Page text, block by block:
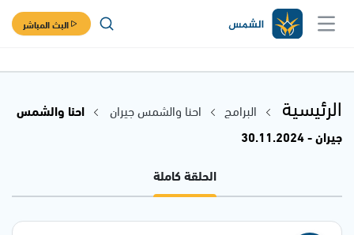
البث المباشر
الرئيسية البرامج احنا والشمس جيران
احنا والشمس
جيران - 30.11.2024
الحلقة كاملة